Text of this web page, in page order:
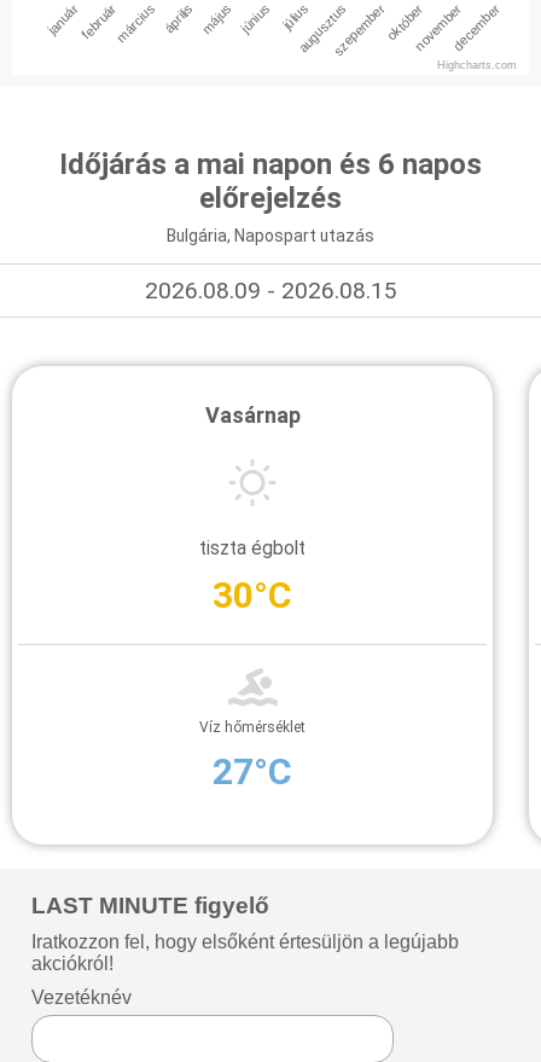
januárfebruármárcius április május június júliusaugusztusszepemberoktóbernovemberdecember
Highcharts.com
Időjárás a mai napon és 6 napos
előrejelzés
Bulgária, Napospart utazás
2026.08.09 - 2026.08.15
Vasárnap
tiszta égbolt
30°C
Víz hőmérséklet
27°C
LAST MINUTE figyelő
Iratkozzon fel, hogy elsőként értesüljön a legújabb
akciókról!
Vezetéknév